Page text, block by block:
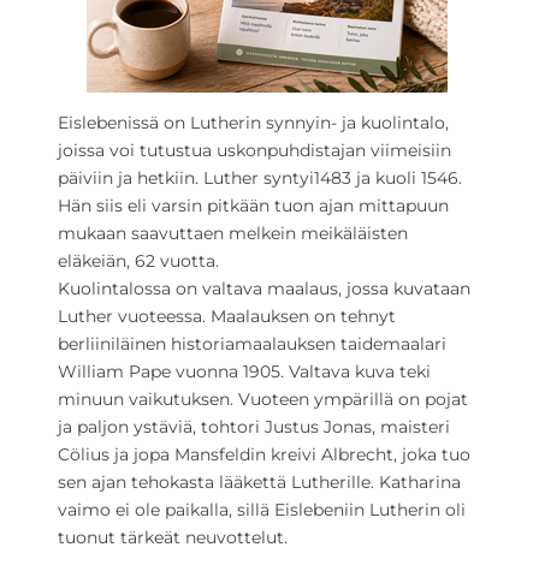
Eislebenissä on Lutherin synnyin- ja kuolintalo,
joissa voi tutustua uskonpuhdistajan viimeisiin
päiviin ja hetkiin. Luther syntyi1483 ja kuoli 1546.
Hän siis eli varsin pitkään tuon ajan mittapuun
mukaan saavuttaen melkein meikäläisten
eläkeiän, 62 vuotta.
Kuolintalossa on valtava maalaus, jossa kuvataan
Luther vuoteessa. Maalauksen on tehnyt
berliiniläinen historiamaalauksen taidemaalari
William Pape vuonna 1905. Valtava kuva teki
minuun vaikutuksen. Vuoteen ympärillä on pojat
ja paljon ystäviä, tohtori Justus Jonas, maisteri
Cölius ja jopa Mansfeldin kreivi Albrecht, joka tuo
sen ajan tehokasta lääkettä Lutherille. Katharina
vaimo ei ole paikalla, sillä Eislebeniin Lutherin oli
tuonut tärkeät neuvottelut.